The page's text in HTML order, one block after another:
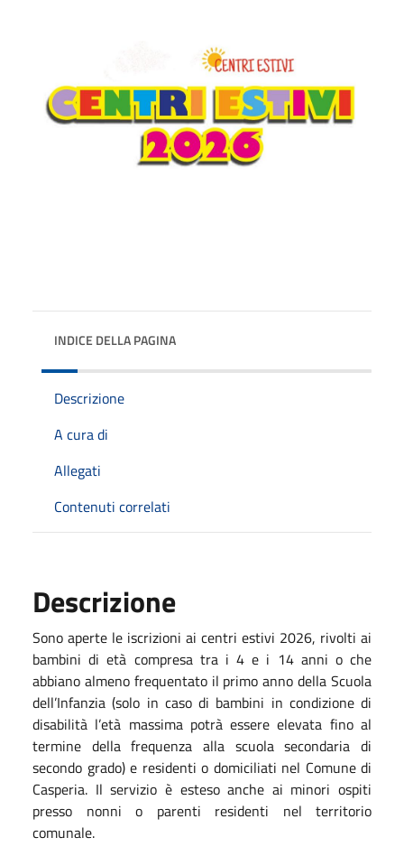
INDICE DELLA PAGINA
Descrizione
A cura di
Allegati
Contenuti correlati
Descrizione
Sono aperte le iscrizioni ai centri estivi 2026, rivolti ai
bambini di età compresa tra i 4 e i 14 anni o che
abbiano almeno frequentato il primo anno della Scuola
dell’Infanzia (solo in caso di bambini in condizione di
disabilità l’età massima potrà essere elevata fino al
termine della frequenza alla scuola secondaria di
secondo grado) e residenti o domiciliati nel Comune di
Casperia. Il servizio è esteso anche ai minori ospiti
presso nonni o parenti residenti nel territorio
comunale.